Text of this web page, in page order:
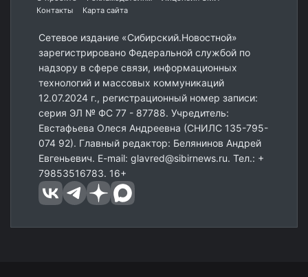
Контакты
Карта сайта
Сетевое издание «Сибирский.Новостной»
зарегистрировано Федеральной службой по
надзору в сфере связи, информационных
технологий и массовых коммуникаций
12.07.2024 г., регистрационный номер записи:
серия ЭЛ № ФС 77 - 87788. Учредитель:
Евстафьева Олеся Андреевна (СНИЛС 135-795-
074 92). Главный редактор: Белянинов Андрей
Евгеньевич. E-mail: glavred@sibirnews.ru. Тел.: +
79853516783. 16+